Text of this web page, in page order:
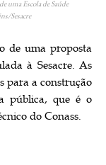
uma Escola de Saúde
Sesacre
de uma proposta
à Sesacre. As
para a construção
pública, que é o
do Conass.